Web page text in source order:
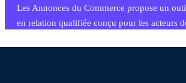
Les Annonces du Commerce propose un
en relation qualifiée conçu pour les acteurs
commercial et les collectivités territoriales,